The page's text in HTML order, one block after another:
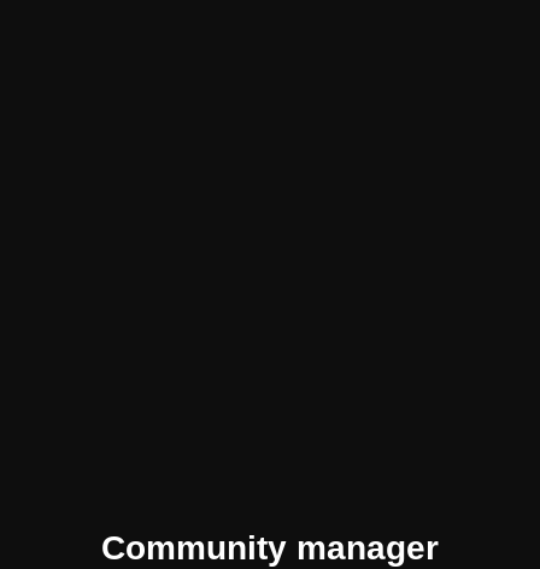
Community manager